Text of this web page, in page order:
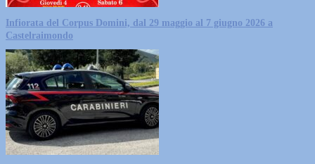
Infiorata del Corpus Domini, dal 29 maggio al 7 giugno 2026 a
Castelraimondo